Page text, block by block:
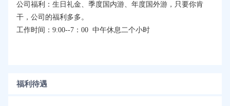
公司福利：生日礼金、季度国内游、年度国外游，只要你肯
干，公司的福利多多。
工作时间：9:00--7：00 中午休息二个小时
福利待遇